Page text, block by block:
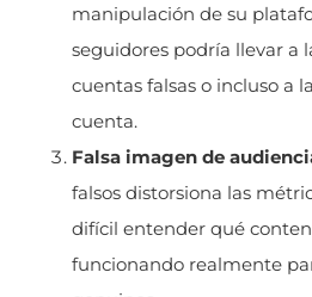
manipulación de su
seguidores podría llevar a
cuentas falsas o incluso a
cuenta.
Falsa imagen de
falsos distorsiona las
difícil entender qué
funcionando realmente